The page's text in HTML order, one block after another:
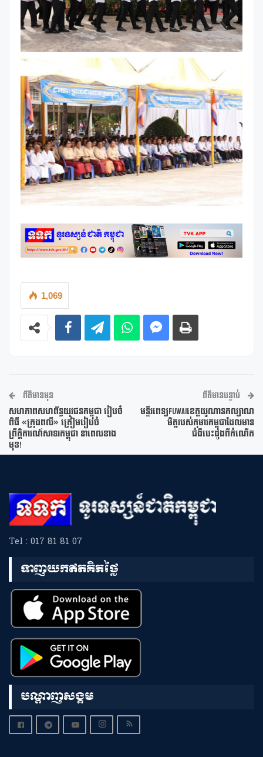
1,069
ព័ត៌មានមុន
សហភាពសហព័ន្ធយុវជនកម្ពុជា រៀបចំ
ពិធី «ក្រុងពលី» ត្រៀមរៀបចំ
ព្រឹត្តិការណ៍សាទរកម្ពុជា នាពេលខាង
មុខ!
ព័ត៌មានបន្ទាប់
មន្ទីរពេទ្យFuwaiខេត្តយូណានកល្យាណ
មិត្តរបស់កុមារកម្ពុជាដែលមាន
ជំងឺបេះដូងពីកំណើត
Tel : 017 81 81 07
ទាញយកឥតគិតថ្លៃ
បណ្តាញសង្គម